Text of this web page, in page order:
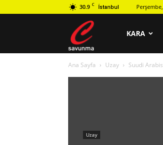
30.9 C İstanbul
KARA
Ana Sayfa Uzay Suudi
Uzay